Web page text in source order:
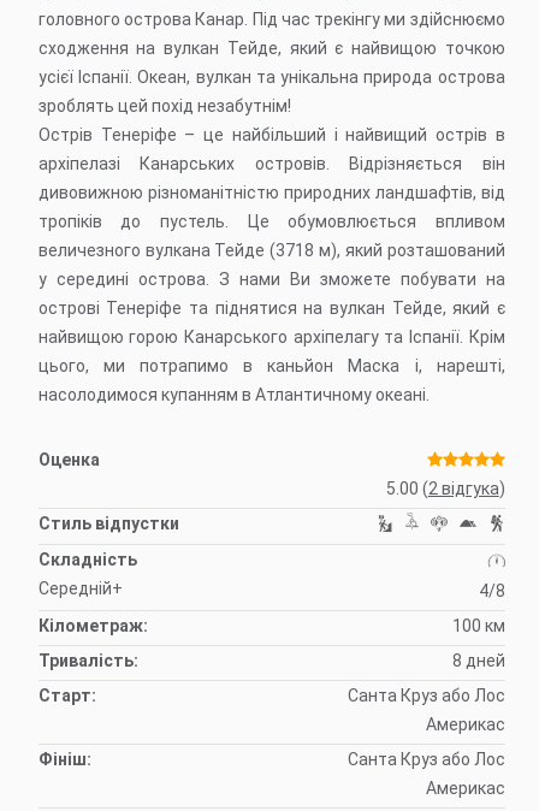
головного острова Канар. Під час трекінгу ми здійснюємо
сходження на вулкан Тейде, який є найвищою точкою
усієї Іспанії. Океан, вулкан та унікальна природа острова
зроблять цей похід незабутнім!
Острів Тенеріфе – це найбільший і найвищий острів в
архіпелазі Канарських островів. Відрізняється він
дивовижною різноманітністю природних ландшафтів, від
тропіків до пустель. Це обумовлюється впливом
величезного вулкана Тейде (3718 м), який розташований
у середині острова. З нами Ви зможете побувати на
острові Тенеріфе та піднятися на вулкан Тейде, який є
найвищою горою Канарського архіпелагу та Іспанії. Крім
цього, ми потрапимо в каньйон Маска і, нарешті,
насолодимося купанням в Атлантичному океані.
Оценка
5.00 (2 вiдгука)
Стиль відпустки
Складність
Середній+
4/8
Кілометраж:
100 км
Тривалість:
8 дней
Старт:
Санта Круз або Лос
Америкас
Фініш:
Санта Круз або Лос
Америкас